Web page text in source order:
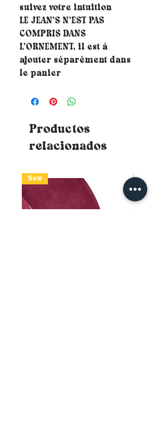
suivez votre intuition
LE JEAN’S N’EST PAS
COMPRIS DANS
L’ORNEMENT, il est à
ajouter séparément dans
le panier
Productos
relacionados
New New